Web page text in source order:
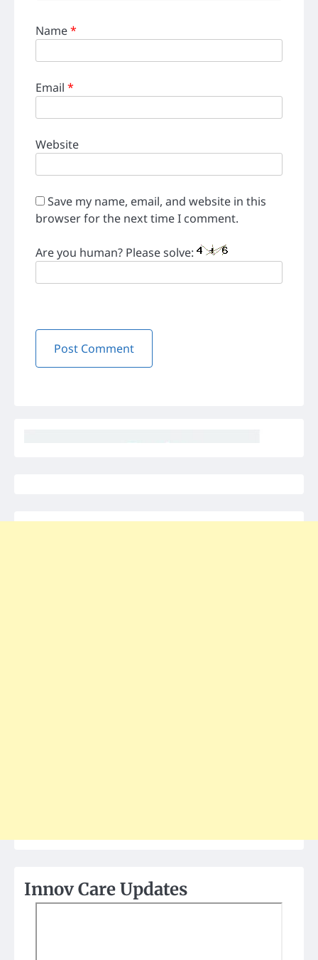
Name*
Email *
Website
Save my name, email, and website in this
browser for the next time I comment.
Are you human? Please solve:
Innov Care Updates